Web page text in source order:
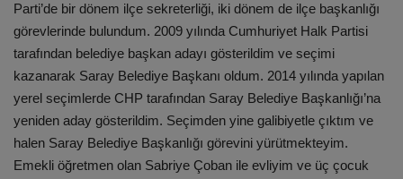
Parti’de bir dönem ilçe sekreterliği, iki dönem de ilçe başkanlığı
görevlerinde bulundum. 2009 yılında Cumhuriyet Halk Partisi
tarafından belediye başkan adayı gösterildim ve seçimi
kazanarak Saray Belediye Başkanı oldum. 2014 yılında yapılan
yerel seçimlerde CHP tarafından Saray Belediye Başkanlığı’na
yeniden aday gösterildim. Seçimden yine galibiyetle çıktım ve
halen Saray Belediye Başkanlığı görevini yürütmekteyim.
Emekli öğretmen olan Sabriye Çoban ile evliyim ve üç çocuk